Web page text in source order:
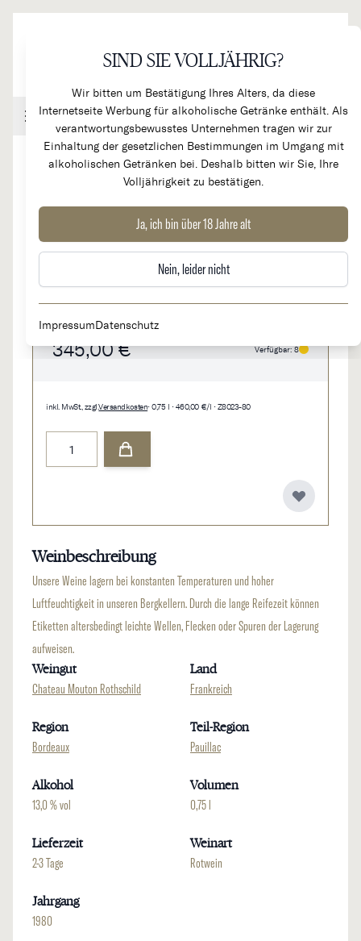
SIND SIE VOLLJÄHRIG?
Wir bitten um Bestätigung Ihres Alters, da diese
Internetseite Werbung für alkoholische Getränke enthält. Als
verantwortungsbewusstes Unternehmen tragen wir zur
Einhaltung der gesetzlichen Bestimmungen im Umgang mit
alkoholischen Getränken bei. Deshalb bitten wir Sie, Ihre
Volljährigkeit zu bestätigen.
Ja, ich bin über 18 Jahre alt
Nein, leider nicht
ImpressumDatenschutz
Handel & Gastronomie Kundenkonto Warenkorb
Chateau Mouton
Rothschild 1er Grand Cru
Classé
RARITÄT
345,00 € Verfügbar: 8
inkl. MwSt., zzgl.Versandkosten• 0,75 l • 460,00 €/l • Z8023-80
Weinbeschreibung
Unsere Weine lagern bei konstanten Temperaturen und hoher
Luftfeuchtigkeit in unseren Bergkellern. Durch die lange Reifezeit können
Etiketten altersbedingt leichte Wellen, Flecken oder Spuren der Lagerung
aufweisen.
Weingut
Chateau Mouton Rothschild
Land
Frankreich
Region
Bordeaux
Teil-Region
Pauillac
Alkohol
13,0 % vol
Volumen
0,75 l
Lieferzeit
2-3 Tage
Weinart
Rotwein
Jahrgang
1980